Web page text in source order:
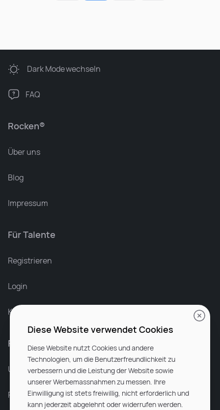
Rocken®
Über uns
Blog
Impressum
Für Talente
Registrieren
Login
Karriere bei Rocken
Für Unternehmen
Unsere Dienstleistungen
Partnerunternehmen
Dark Modewechseln
FAQ
Diese Website verwendet Cookies
Diese Website nutzt Cookies und andere
Technologien, um die Benutzerfreundlichkeit zu
verbessern und die Leistung der Website sowie
unserer Werbemassnahmen zu messen. Ihre
Einwilligung ist stets freiwillig, nicht erforderlich und
kann jederzeit abgelehnt oder widerrufen werden.